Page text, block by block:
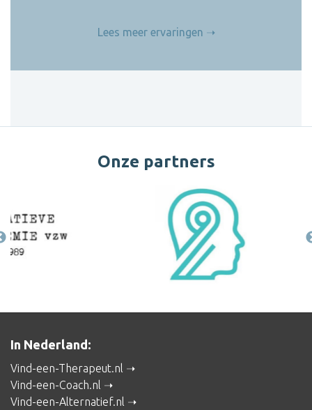
Lees meer ervaringen
Onze partners
In Nederland:
Vind-een-Therapeut.nl
Vind-een-Coach.nl
Vind-een-Alternatief.nl